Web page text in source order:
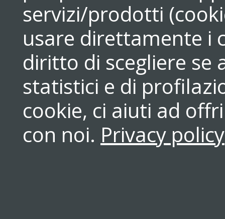
servizi/prodotti
usare direttamente i
diritto di scegliere se
statistici e di
cookie, ci aiuti ad
con noi. Privacy policy